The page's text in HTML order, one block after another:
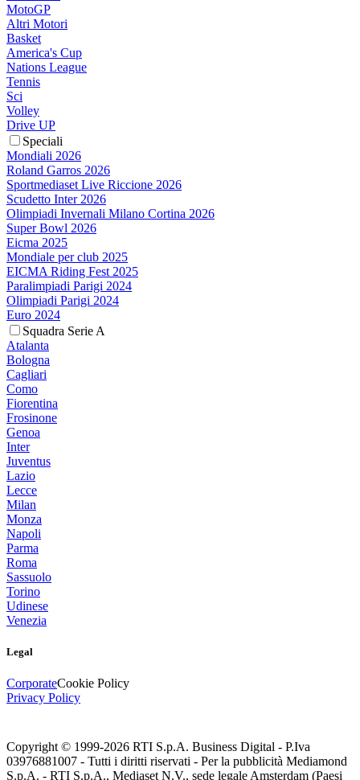
MotoGP
Altri Motori
Basket
America's Cup
Nations League
Tennis
Sci
Volley
Drive UP
Speciali
Mondiali 2026
Roland Garros 2026
Sportmediaset Live Riccione 2026
Scudetto Inter 2026
Olimpiadi Invernali Milano Cortina 2026
Super Bowl 2026
Eicma 2025
Mondiale per club 2025
EICMA Riding Fest 2025
Paralimpiadi Parigi 2024
Olimpiadi Parigi 2024
Euro 2024
Squadra Serie A
Atalanta
Bologna
Cagliari
Como
Fiorentina
Frosinone
Genoa
Inter
Juventus
Lazio
Lecce
Milan
Monza
Napoli
Parma
Roma
Sassuolo
Torino
Udinese
Venezia
Legal
CorporateCookie Policy
Privacy Policy
Copyright © 1999-2026 RTI S.p.A. Business Digital - P.Iva
03976881007 - Tutti i diritti riservati - Per la pubblicità Mediamond
S.p.A. - RTI S.p.A., Mediaset N.V., sede legale Amsterdam (Paesi